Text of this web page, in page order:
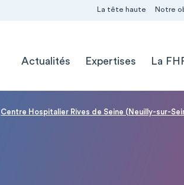
La tête haute Notre
Actualités
Expertises La
Centre Hospitalier Rives de Seine (Neuilly-sur-